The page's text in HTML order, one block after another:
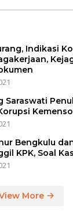
Indikasi
Saraswati
Bengkulu
KPK, Soal
More